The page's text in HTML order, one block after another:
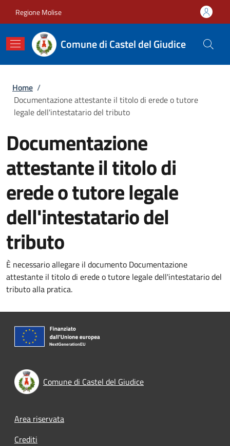
Regione Molise
Comune di Castel del Giudice
Briciole di pane
Home /
Documentazione attestante il titolo di erede o tutore
legale dell'intestatario del tributo
Documentazione
attestante il titolo di
erede o tutore legale
dell'intestatario del
tributo
È necessario allegare il documento Documentazione
attestante il titolo di erede o tutore legale dell'intestatario del
tributo alla pratica.
Comune di Castel del Giudice
Footer menu
Area riservata
Crediti